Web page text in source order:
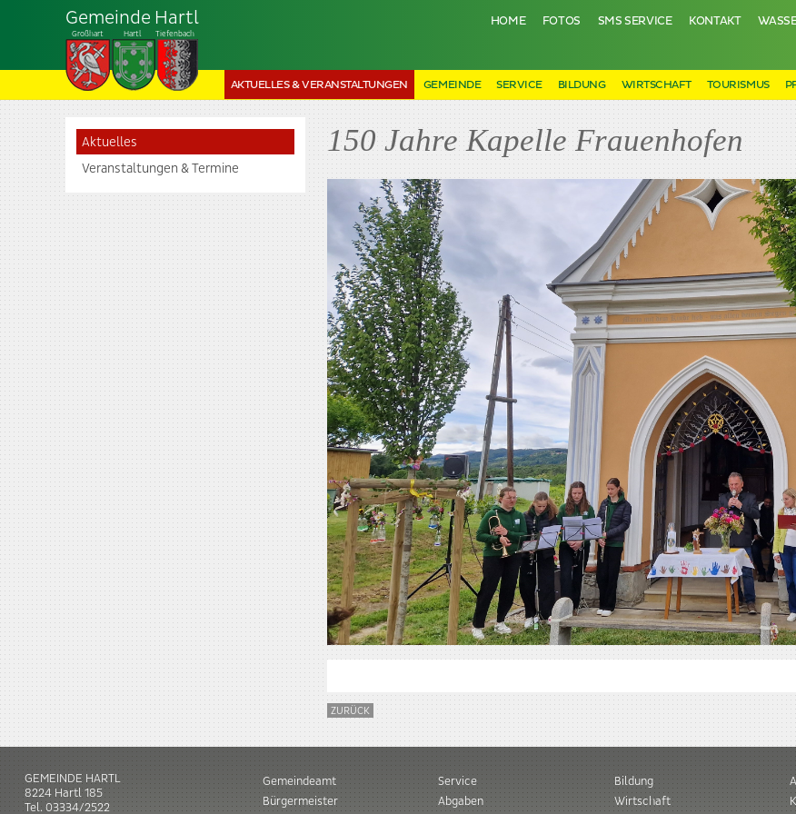
Gemeinde Hartl
Großhart Hartl Tiefenbach
HOME FOTOS SMS SERVICE KONTAKT
AKTUELLES & VERANSTALTUNGEN GEMEINDE SERVICE BILDUNG WIRTSCHAFT TOURISMUS
Aktuelles
Veranstaltungen & Termine
150 Jahre Kapelle Frauenhofen
ZURÜCK
GEMEINDE HARTL
8224Hartl185
Tel. 03334/2522
Gemeindeamt
Bürgermeister
Service
Abgaben
Bildung
Wirtschaft